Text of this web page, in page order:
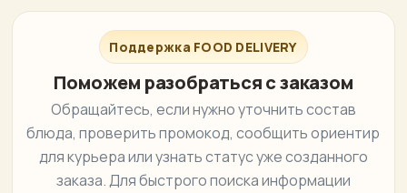
Поддержка FOOD DELIVERY
Поможем разобраться с заказом
Обращайтесь, если нужно уточнить состав
блюда, проверить промокод, сообщить ориентир
для курьера или узнать статус уже созданного
заказа. Для быстрого поиска информации